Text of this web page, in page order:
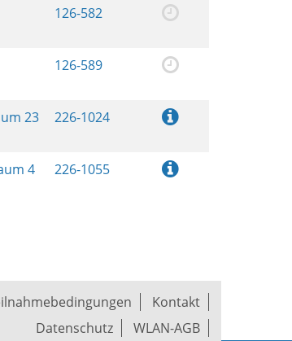
126-582
126-589
23
226-1024
4 226-1055
Kontakt
Datenschutz
WLAN-AGB